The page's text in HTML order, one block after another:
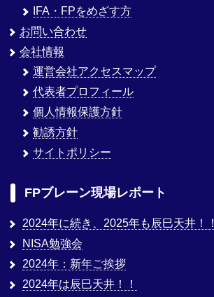
IFA・FPをめざす方
お問い合わせ
会社情報
運営会社アクセスマップ
代表者プロフィール
個人情報保護方針
勧誘方針
サイトポリシー
FPブレーン現場レポート
2024年に続き、2025年も辰巳天井！！
NISA勉強会
2024年：新年ご挨拶
2024年は辰巳天井！！